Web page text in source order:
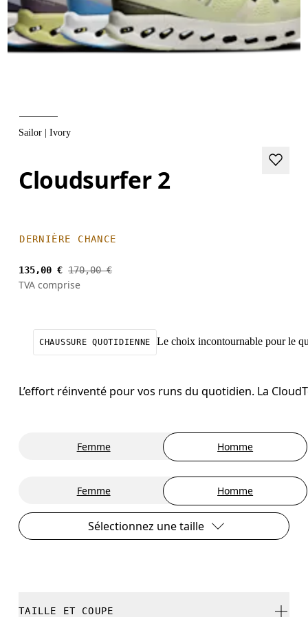
Sailor | Ivory
Cloudsurfer 2
DERNIÈRE CHANCE
135,00 € 170,00 €
TVA comprise
CHAUSSURE QUOTIDIENNE Le choix incontournable pour le
L’effort réinventé pour vos runs du quotidien. La
Femme Homme
Femme Homme
Sélectionnez une taille
TAILLE ET COUPE